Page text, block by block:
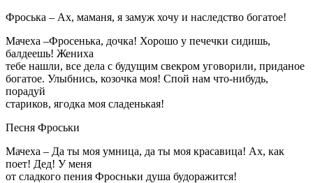
Фроська – Ах, маманя, я замуж хочу и наследство богатое!
Мачеха –Фросенька, дочка! Хорошо у печечки сидишь,
балдеешь! Жениха
тебе нашли, все дела с будущим свекром уговорили, приданое
богатое. Улыбнись, козочка моя! Спой нам что-нибудь,
порадуй
стариков, ягодка моя сладенькая!
Песня Фроськи
Мачеха – Да ты моя умница, да ты моя красавица! Ах, как
поет! Дед! У меня
от сладкого пения Фросньки душа будоражится!